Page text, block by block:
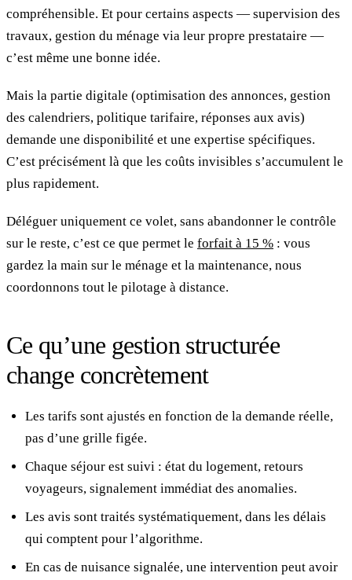
compréhensible. Et pour certains aspects — supervision des
travaux, gestion du ménage via leur propre prestataire —
c’est même une bonne idée.
Mais la partie digitale (optimisation des annonces, gestion
des calendriers, politique tarifaire, réponses aux avis)
demande une disponibilité et une expertise spécifiques.
C’est précisément là que les coûts invisibles s’accumulent le
plus rapidement.
Déléguer uniquement ce volet, sans abandonner le contrôle
sur le reste, c’est ce que permet le forfait à 15 % : vous
gardez la main sur le ménage et la maintenance, nous
coordonnons tout le pilotage à distance.
Ce qu’une gestion structurée
change concrètement
Les tarifs sont ajustés en fonction de la demande réelle,
pas d’une grille figée.
Chaque séjour est suivi : état du logement, retours
voyageurs, signalement immédiat des anomalies.
Les avis sont traités systématiquement, dans les délais
qui comptent pour l’algorithme.
En cas de nuisance signalée, une intervention peut avoir